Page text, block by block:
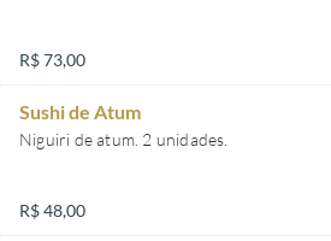
R$ 73,00
Sushi de Atum
Niguiri de atum. 2 unidades.
R$ 48,00